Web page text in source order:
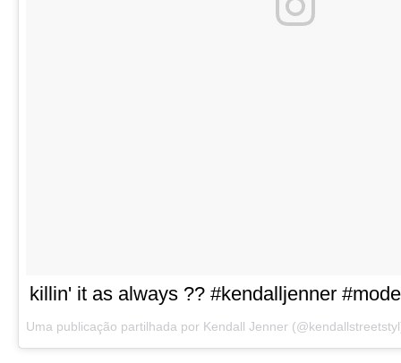
killin' it as always ?? #kendalljenner
Uma publicação partilhada por Kendall Jenner